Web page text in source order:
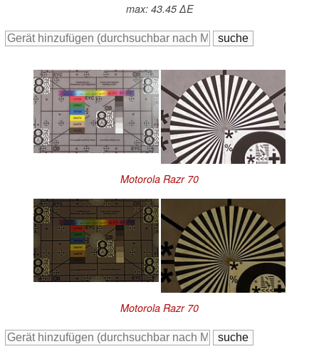
max: 43.45 ∆E
Motorola Razr 70
Motorola Razr 70